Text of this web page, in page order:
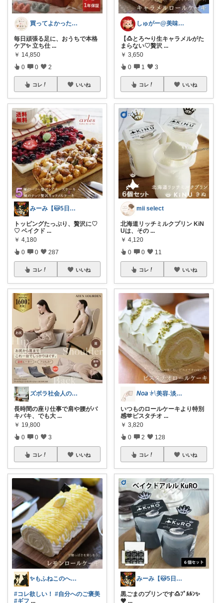
買ってよかった暮らし便
毎日頑張る足に、おうちで本格
ケア✨ 立ち仕 ...
￥ 14,850
0 0 2
コレ いいね
みーみ【🐱5日ありがとう🥲︎♡】
トッピングたっぷり、贅沢に♡
♡ ベイクド ...
￥ 4,180
0 0 287
コレ いいね
ズボラ社会人のおしゃれ部屋⭐️便利グッズ
長時間の座り仕事で肩や腰がバ
キバキ、でも大 ...
￥ 19,800
0 0 3
コレ いいね
✨もふねこのへや✨
#コレ欲しい！ #自分へのご褒美
#ギフ ...
しゅがー@美味しいスイーツや雑貨紹介
【🍮とろ〜り生キャラメルがた
まらない♡贅沢 ...
￥ 3,650
0 1 3
コレ いいね
mii select
北海道リッチミルクプリン KiN
Uは、その ...
￥ 4,120
0 0 11
コレ いいね
𝘕𝘰𝘢 𓍯美容˖淡色˖グレージュ
いつものロールケーキより特別
感🫶ピスタチオ ...
￥ 3,820
0 2 128
コレ いいね
みーみ【🐱5日ありがとう🥲︎♡】
黒ごまのプリンです🍮ﾌﾟﾙﾙﾝ✨
🖤 ...